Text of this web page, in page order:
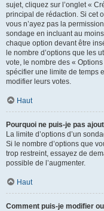
sujet, cliquez sur l’onglet «
principal de rédaction. Si cet
vous n’ayez pas la
sondage en incluant au
chaque option devant être
le nombre d’options que les
vote, le nombre des «
spécifier une limite de temps
modifier leurs votes.
Haut
Pourquoi ne puis-je pas
La limite d’options d’un
Si le nombre d’options que
trop restreint, essayez de
possible de l’augmenter.
Haut
Comment puis-je modifier